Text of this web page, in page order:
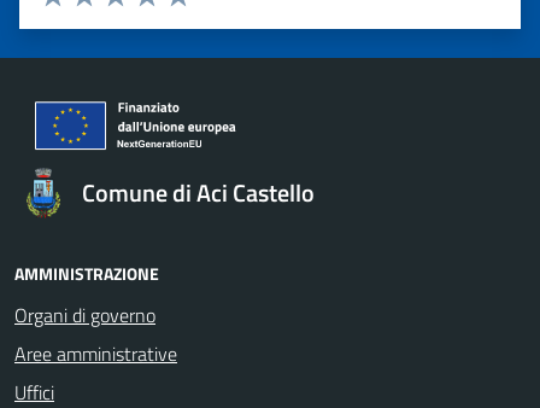
Valuta 5 stelle su 5
Valuta 4 stelle su 5
Valuta 3 stelle su 5
Valuta 2 stelle su 5
Valuta 1 stelle su 5
Comune di Aci Castello
AMMINISTRAZIONE
Organi di governo
Aree amministrative
Uffici